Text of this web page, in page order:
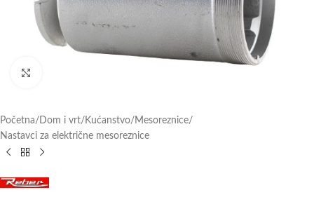
Početna/ Dom i vrt/ Kućanstvo/ Mesoreznice/
Nastavci za električne mesoreznice